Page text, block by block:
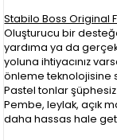
Stabilo Boss Original
Oluşturucu bir
yardıma ya da
yoluna ihtiyacınız
önleme teknolojisine
Pastel tonlar
Pembe, leylak, açık
daha hassas hale